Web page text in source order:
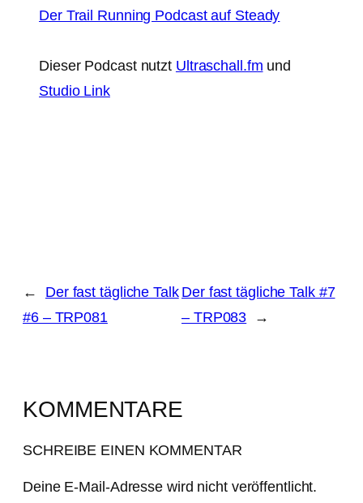
Der Trail Running Podcast auf Steady
Dieser Podcast nutzt Ultraschall.fm und
Studio Link
←
Der fast tägliche Talk
#6 – TRP081
Der fast tägliche Talk #7
– TRP083
→
KOMMENTARE
SCHREIBE EINEN KOMMENTAR
Deine E-Mail-Adresse wird nicht veröffentlicht.